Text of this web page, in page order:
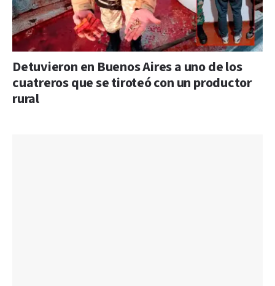
Detuvieron en Buenos Aires a uno de los
cuatreros que se tiroteó con un productor
rural